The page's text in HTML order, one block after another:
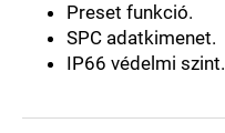
Preset funkció.
SPC adatkimenet.
IP66 védelmi szint.